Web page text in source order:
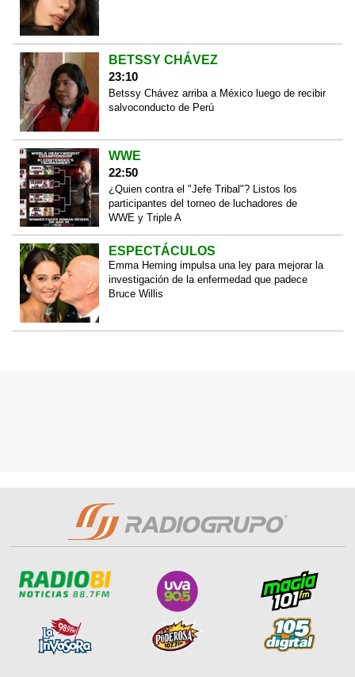
BETSSY CHÁVEZ
23:10
Betssy Chávez arriba a México luego de recibir
salvoconducto de Perú
WWE
22:50
¿Quien contra el "Jefe Tribal"? Listos los
participantes del torneo de luchadores de
WWE y Triple A
ESPECTÁCULOS
Emma Heming impulsa una ley para mejorar la
investigación de la enfermedad que padece
Bruce Willis